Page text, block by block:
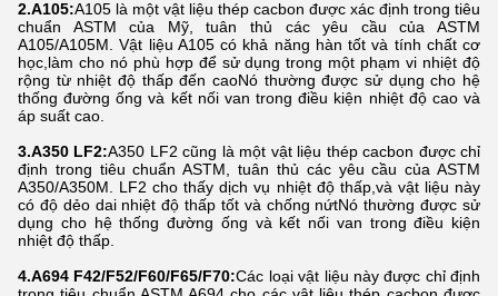
2.A105:A105 là một vật liệu thép cacbon được xác định trong tiêu
chuẩn ASTM của Mỹ, tuân thủ các yêu cầu của ASTM
A105/A105M. Vật liệu A105 có khả năng hàn tốt và tính chất cơ
học,làm cho nó phù hợp để sử dụng trong một phạm vi nhiệt độ
rộng từ nhiệt độ thấp đến caoNó thường được sử dụng cho hệ
thống đường ống và kết nối van trong điều kiện nhiệt độ cao và
áp suất cao.
3.A350 LF2:A350 LF2 cũng là một vật liệu thép cacbon được chỉ
định trong tiêu chuẩn ASTM, tuân thủ các yêu cầu của ASTM
A350/A350M. LF2 cho thấy dịch vụ nhiệt độ thấp,và vật liệu này
có độ dẻo dai nhiệt độ thấp tốt và chống nứtNó thường được sử
dụng cho hệ thống đường ống và kết nối van trong điều kiện
nhiệt độ thấp.
4.A694 F42/F52/F60/F65/F70:Các loại vật liệu này được chỉ định